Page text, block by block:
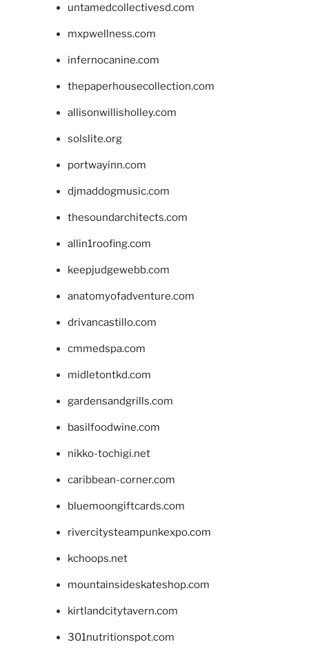
untamedcollectivesd.com
mxpwellness.com
infernocanine.com
thepaperhousecollection.com
allisonwillisholley.com
solslite.org
portwayinn.com
djmaddogmusic.com
thesoundarchitects.com
allin1roofing.com
keepjudgewebb.com
anatomyofadventure.com
drivancastillo.com
cmmedspa.com
midletontkd.com
gardensandgrills.com
basilfoodwine.com
nikko-tochigi.net
caribbean-corner.com
bluemoongiftcards.com
rivercitysteampunkexpo.com
kchoops.net
mountainsideskateshop.com
kirtlandcitytavern.com
301nutritionspot.com